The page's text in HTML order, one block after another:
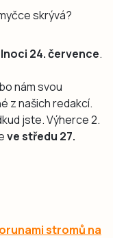
skrývá?
24. července.
nám svou
z našich redakcí.
jste. Výherce 2.
ve středu 27.
stromů na